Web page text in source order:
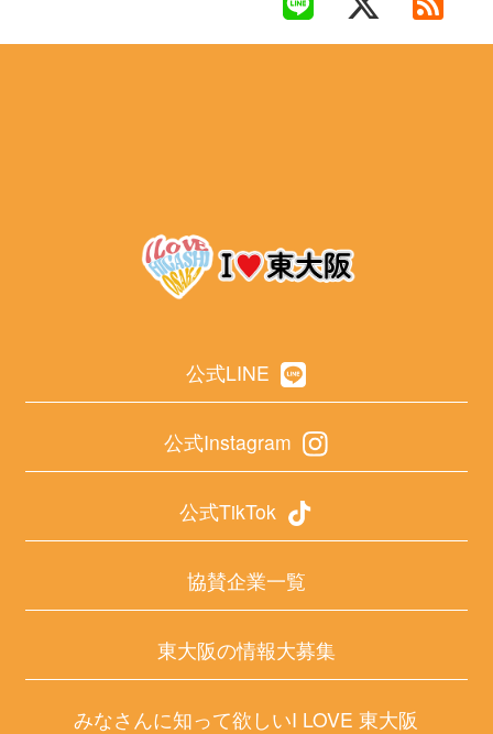
公式LINE
公式Instagram
公式TikTok
協賛企業一覧
東大阪の情報大募集
みなさんに知って欲しいI LOVE 東大阪